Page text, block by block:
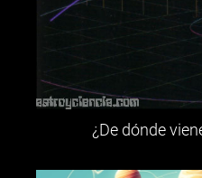
¿De dónde